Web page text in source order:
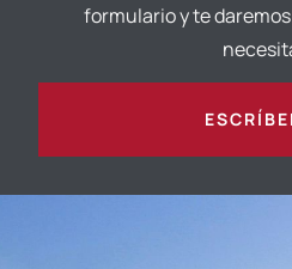
formulario y te